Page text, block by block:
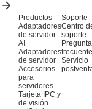
Productos
Adaptadores
de servidor
AI
Adaptadores
de servidor
Accesorios
para
servidores
Tarjeta IPC y
de visión
Soporte
Centro
soporte
Servicio